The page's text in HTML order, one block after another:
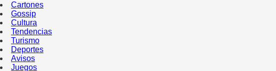
Cartones
Gossip
Cultura
Tendencias
Turismo
Deportes
Avisos
Juegos